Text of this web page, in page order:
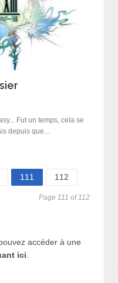
Fut un temps, cela se
depuis que...
Page
111 Page
112
Page 111 of 112
accéder à une
ici.